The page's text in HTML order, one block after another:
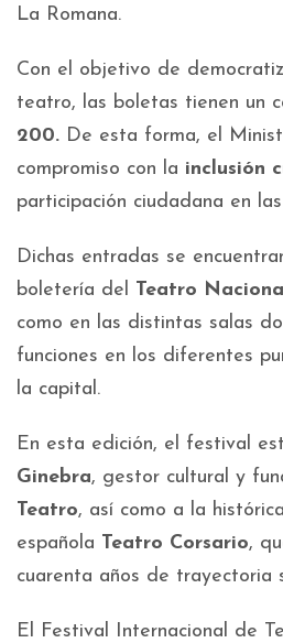
La Romana.
Con el objetivo de
teatro, las boletas tienen un
200. De esta forma, el
compromiso con la inclusión
participación ciudadana en
Dichas entradas se
boletería del Teatro
como en las distintas salas
funciones en los diferentes
la capital.
En esta edición, el festival
Ginebra, gestor cultural y
Teatro, así como a la
española Teatro Corsario,
cuarenta años de trayectoria
El Festival Internacional de